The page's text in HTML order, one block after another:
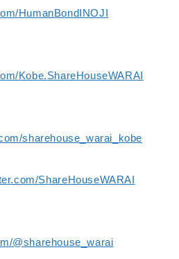
HumanBondINOJI
Kobe.ShareHouseWARAI
sharehouse_warai_kobe
ShareHouseWARAI
@sharehouse_warai